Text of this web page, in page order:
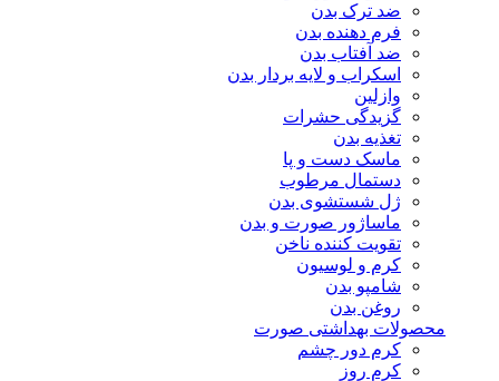
ضد ترک بدن
فرم دهنده بدن
ضد آفتاب بدن
اسکراب و لایه بردار بدن
وازلین
گزیدگی حشرات
تغذیه بدن
ماسک دست و پا
دستمال مرطوب
ژل شستشوی بدن
ماساژور صورت و بدن
تقویت کننده ناخن
کرم و لوسیون
شامپو بدن
روغن بدن
محصولات بهداشتی صورت
کرم دور چشم
کرم روز